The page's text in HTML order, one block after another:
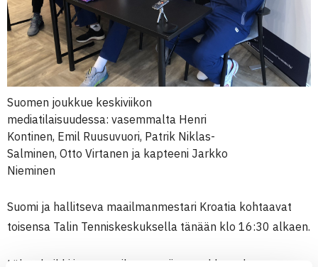
Suomen joukkue keskiviikon
mediatilaisuudessa: vasemmalta Henri
Kontinen, Emil Ruusuvuori, Patrik Niklas-
Salminen, Otto Virtanen ja kapteeni Jarkko
Nieminen
Suomi ja hallitseva maailmanmestari Kroatia kohtaavat
toisensa Talin Tenniskeskuksella tänään klo 16:30 alkaen.